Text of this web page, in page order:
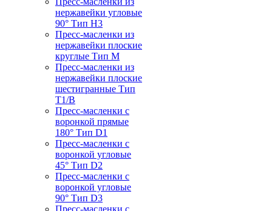
нержавейки угловые
90° Тип H3
Пресс-масленки из
нержавейки плоские
круглые Тип M
Пресс-масленки из
нержавейки плоские
шестигранные Тип
T1/B
Пресс-масленки с
воронкой прямые
180° Тип D1
Пресс-масленки с
воронкой угловые
45° Тип D2
Пресс-масленки с
воронкой угловые
90° Тип D3
Пресс-масленки с